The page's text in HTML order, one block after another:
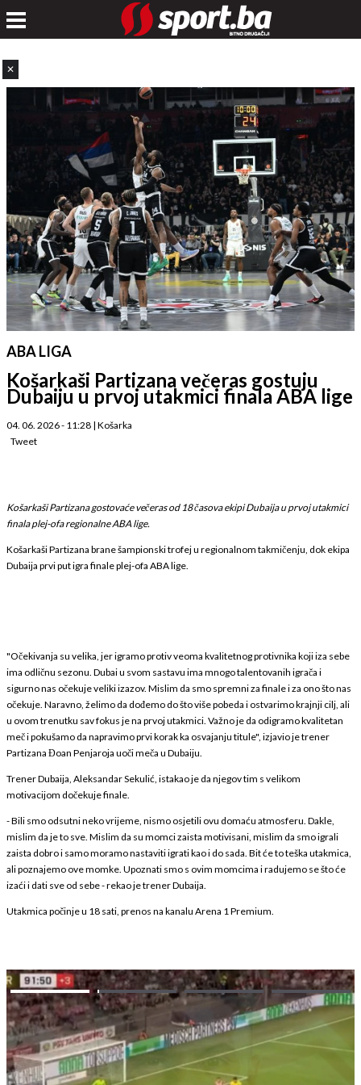
✕
ABA LIGA
Košarkaši Partizana večeras gostuju
Dubaiju u prvoj utakmici finala ABA lige
04. 06. 2026 - 11:28 | Košarka
Tweet
Košarkaši Partizana gostovaće večeras od 18 časova ekipi Dubaija u prvoj utakmici
finala plej-ofa regionalne ABA lige.
Košarkaši Partizana brane šampionski trofej u regionalnom takmičenju, dok ekipa
Dubaija prvi put igra finale plej-ofa ABA lige.
"Očekivanja su velika, jer igramo protiv veoma kvalitetnog protivnika koji iza sebe
ima odličnu sezonu. Dubai u svom sastavu ima mnogo talentovanih igrača i
sigurno nas očekuje veliki izazov. Mislim da smo spremni za finale i za ono što nas
očekuje. Naravno, želimo da dođemo do što više pobeda i ostvarimo krajnji cilj, ali
u ovom trenutku sav fokus je na prvoj utakmici. Važno je da odigramo kvalitetan
meč i pokušamo da napravimo prvi korak ka osvajanju titule", izjavio je trener
Partizana Đoan Penjaroja uoči meča u Dubaiju.
Trener Dubaija, Aleksandar Sekulić, istakao je da njegov tim s velikom
motivacijom dočekuje finale.
- Bili smo odsutni neko vrijeme, nismo osjetili ovu domaću atmosferu. Dakle,
mislim da je to sve. Mislim da su momci zaista motivisani, mislim da smo igrali
zaista dobro i samo moramo nastaviti igrati kao i do sada. Bit će to teška utakmica,
ali poznajemo ove momke. Upoznati smo s ovim momcima i radujemo se što će
izaći i dati sve od sebe - rekao je trener Dubaija.
Utakmica počinje u 18 sati, prenos na kanalu Arena 1 Premium.